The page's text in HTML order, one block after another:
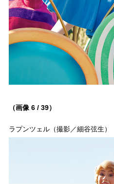
（画像 6 / 39）
ラプンツェル（撮影／細谷弦生）